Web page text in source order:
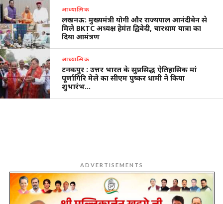
आध्यात्मिक
लखनऊ: मुख्यमंत्री योगी और राज्यपाल आनंदीबेन से
मिले BKTC अध्यक्ष हेमंत द्विवेदी, चारधाम यात्रा का
दिया आमंत्रण
आध्यात्मिक
टनकपुर : उत्तर भारत के सुप्रसिद्ध ऐतिहासिक मां
पूर्णागिरि मेले का सीएम पुष्कर धामी ने किया
शुभारंभ…
ADVERTISEMENTS